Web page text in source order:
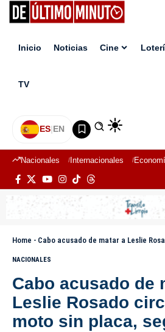
Inicio Noticias Cine
TV
ES|EN
Nacionales Internacionales
Home - Cabo acusado de matar a Leslie Rosado
NACIONALES
Cabo acusado de
Leslie Rosado
moto sin placa,